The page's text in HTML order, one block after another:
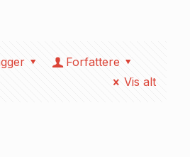
Forfattere
Vis alt